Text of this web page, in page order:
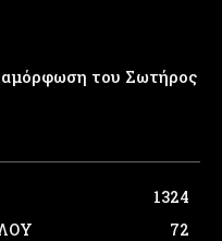
του Σωτήρος
1324
72